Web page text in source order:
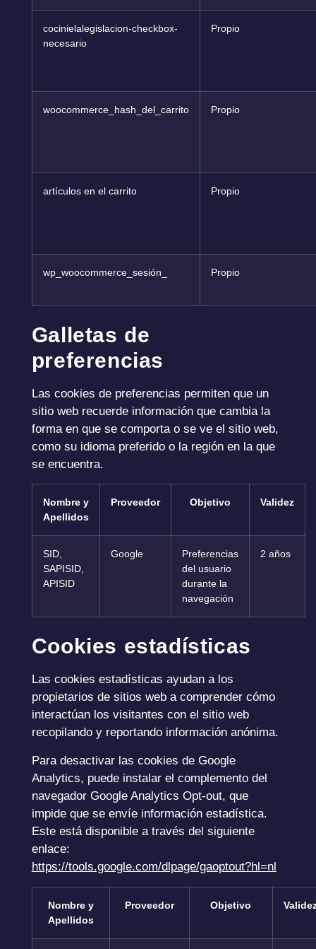
cocinielalegislacion-checkbox-
necesario
Propio
woocommerce_hash_del_carrito Propio
artículos en el carrito Propio
wp_woocommerce_sesión_ Propio
Galletas de
preferencias
Las cookies de preferencias permiten que un
sitio web recuerde información que cambia la
forma en que se comporta o se ve el sitio web,
como su idioma preferido o la región en la que
se encuentra.
Nombre y
Apellidos
Proveedor Objetivo Validez
SID,
SAPISID,
APISID
Google
Preferencias
del usuario
durante la
navegación
2 años
Cookies estadísticas
Las cookies estadísticas ayudan a los
propietarios de sitios web a comprender cómo
interactúan los visitantes con el sitio web
recopilando y reportando información anónima.
Para desactivar las cookies de Google
Analytics, puede instalar el complemento del
navegador Google Analytics Opt-out, que
impide que se envíe información estadística.
Este está disponible a través del siguiente
enlace:
https://tools.google.com/dlpage/gaoptout?hl=nl
Nombre y
Apellidos
Proveedor Objetivo